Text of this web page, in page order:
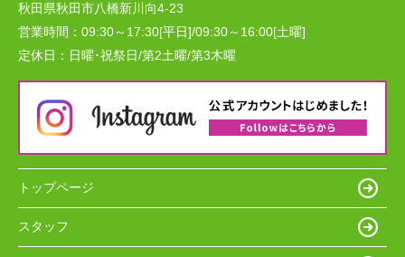
秋田県秋田市八橋新川向4-23
営業時間： 09:30～17:30[平日]/09:30～16:00[土曜]
定休日： 日曜･祝祭日/第2土曜/第3木曜
トップページ
スタッフ